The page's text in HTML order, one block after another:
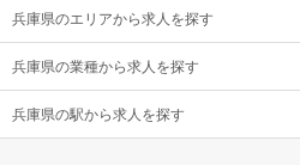
兵庫県のエリアから求人を探す
兵庫県の業種から求人を探す
兵庫県の駅から求人を探す